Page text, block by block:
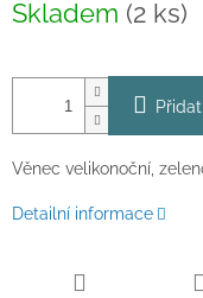
cena:
Skladem (2 ks)
Věnec velikonoční,
Detailní informace